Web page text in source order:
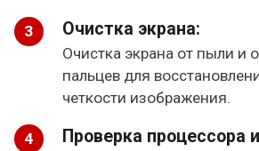
Очистка экрана:
Очистка экрана от пыли и
пальцев для
четкости изображения.
Проверка процессора